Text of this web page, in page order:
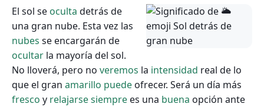
El sol se oculta detrás de
una gran nube. Esta vez las
nubes se encargarán de
ocultar la mayoría del sol.
No lloverá, pero no veremos la intensidad real de lo
que el gran amarillo puedeofrecer. Será un día más
fresco y relajarsesiemprees una buena opción ante